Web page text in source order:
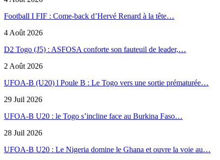
Football I FIF : Come-back d’Hervé Renard à la tête…
4 Août 2026
D2 Togo (J5) : ASFOSA conforte son fauteuil de leader,…
2 Août 2026
UFOA-B (U20) l Poule B : Le Togo vers une sortie prématurée…
29 Juil 2026
UFOA-B U20 : le Togo s’incline face au Burkina Faso…
28 Juil 2026
UFOA-B U20 : Le Nigeria domine le Ghana et ouvre la voie au…